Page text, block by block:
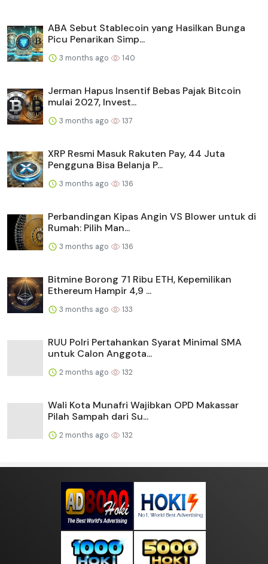
ABA Sebut Stablecoin yang Hasilkan Bunga
Picu Penarikan Simp...
3 months ago 140
Jerman Hapus Insentif Bebas Pajak Bitcoin
mulai 2027, Invest...
3 months ago 137
XRP Resmi Masuk Rakuten Pay, 44 Juta
Pengguna Bisa Belanja P...
3 months ago 136
Perbandingan Kipas Angin VS Blower untuk di
Rumah: Pilih Man...
3 months ago 136
Bitmine Borong 71 Ribu ETH, Kepemilikan
Ethereum Hampir 4,9 ...
3 months ago 133
RUU Polri Pertahankan Syarat Minimal SMA
untuk Calon Anggota...
2 months ago 132
Wali Kota Munafri Wajibkan OPD Makassar
Pilah Sampah dari Su...
2 months ago 132